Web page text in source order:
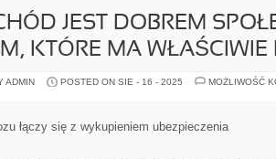
JEST DOBREM
KTÓRE MA
ADMIN POSTED ON SIE - 16 - 2025
MOŻLIWOŚĆ
łączy się z wykupieniem ubezpieczenia